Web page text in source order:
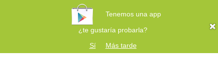
Tenemos una app
¿te gustaría probarla?
Sí
Más tarde